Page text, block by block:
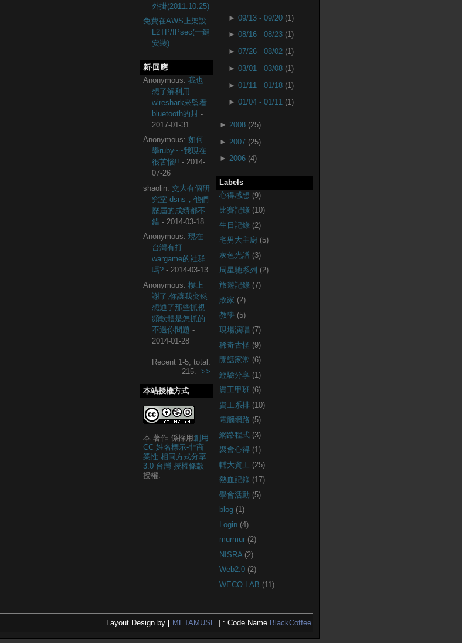
►09/13 - 09/20 (1)
►08/16 - 08/23 (1)
►07/26 - 08/02 (1)
►03/01 - 03/08 (1)
►01/11 - 01/18 (1)
►01/04 - 01/11 (1)
► 2008 (25)
► 2007 (25)
► 2006 (4)
Labels
心得感想 (9)
比賽記錄 (10)
生日記錄 (2)
宅男大主廚 (5)
灰色光譜 (3)
周星馳系列 (2)
旅遊記錄 (7)
敗家 (2)
教學 (5)
現場演唱 (7)
稀奇古怪 (9)
閒話家常 (6)
經驗分享 (1)
資工甲班 (6)
資工系排 (10)
電腦網路 (5)
網路程式 (3)
聚會心得 (1)
輔大資工 (25)
熱血記錄 (17)
學會活動 (5)
blog (1)
Login (4)
murmur (2)
NISRA (2)
Web2.0 (2)
WECO LAB (11)
外掛(2011.10.25)
免費在AWS上架設
L2TP/IPsec(一鍵
安裝)
新‧回應
Anonymous: 我也
想了解利用
wireshark來監看
bluetooth的封-
2017-01-31
Anonymous: 如何
學ruby~~我現在
很苦惱!! - 2014-
07-26
shaolin: 交大有個研
究室 dsns，他們
歷屆的成績都不
錯- 2014-03-18
Anonymous: 現在
台灣有打
wargame的社群
嗎?- 2014-03-13
Anonymous: 樓上
謝了,你讓我突然
想通了那些抓視
頻軟體是怎抓的
不過你問題 -
2014-01-28
Recent 1-5, total:
215. >>
本站授權方式
本 著作 係採用創用
CC 姓名標示-非商
業性-相同方式分享
3.0 台灣 授權條款
授權.
Layout Design by [ METAMUSE ] : Code Name BlackCoffee